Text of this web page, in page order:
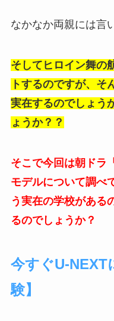
なかなか両親には言
そしてヒロイン舞の
トするのですが、そ
実在するのでしょう
ょうか？？
そこで今回は朝ドラ
モデルについて調べ
う実在の学校がある
るのでしょうか？
今すぐU-NEXT
験】